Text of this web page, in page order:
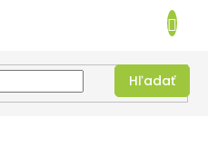
Hľadať
KOŠÍK